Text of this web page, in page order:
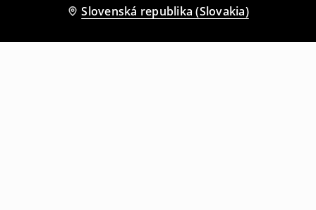
Slovenská republika (Slovakia)